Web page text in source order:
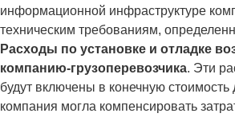
информационной инфраструктуре
техническим требованиям,
Расходы по установке и отладке
компанию-грузоперевозчика. Эти
будут включены в конечную стоимость
компания могла компенсировать